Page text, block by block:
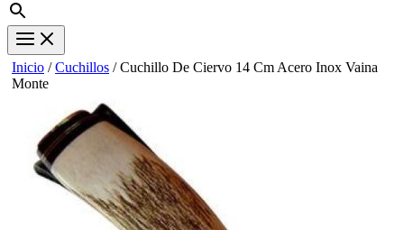
Inicio /Cuchillos / Cuchillo De Ciervo 14 Cm Acero Inox Vaina
Monte